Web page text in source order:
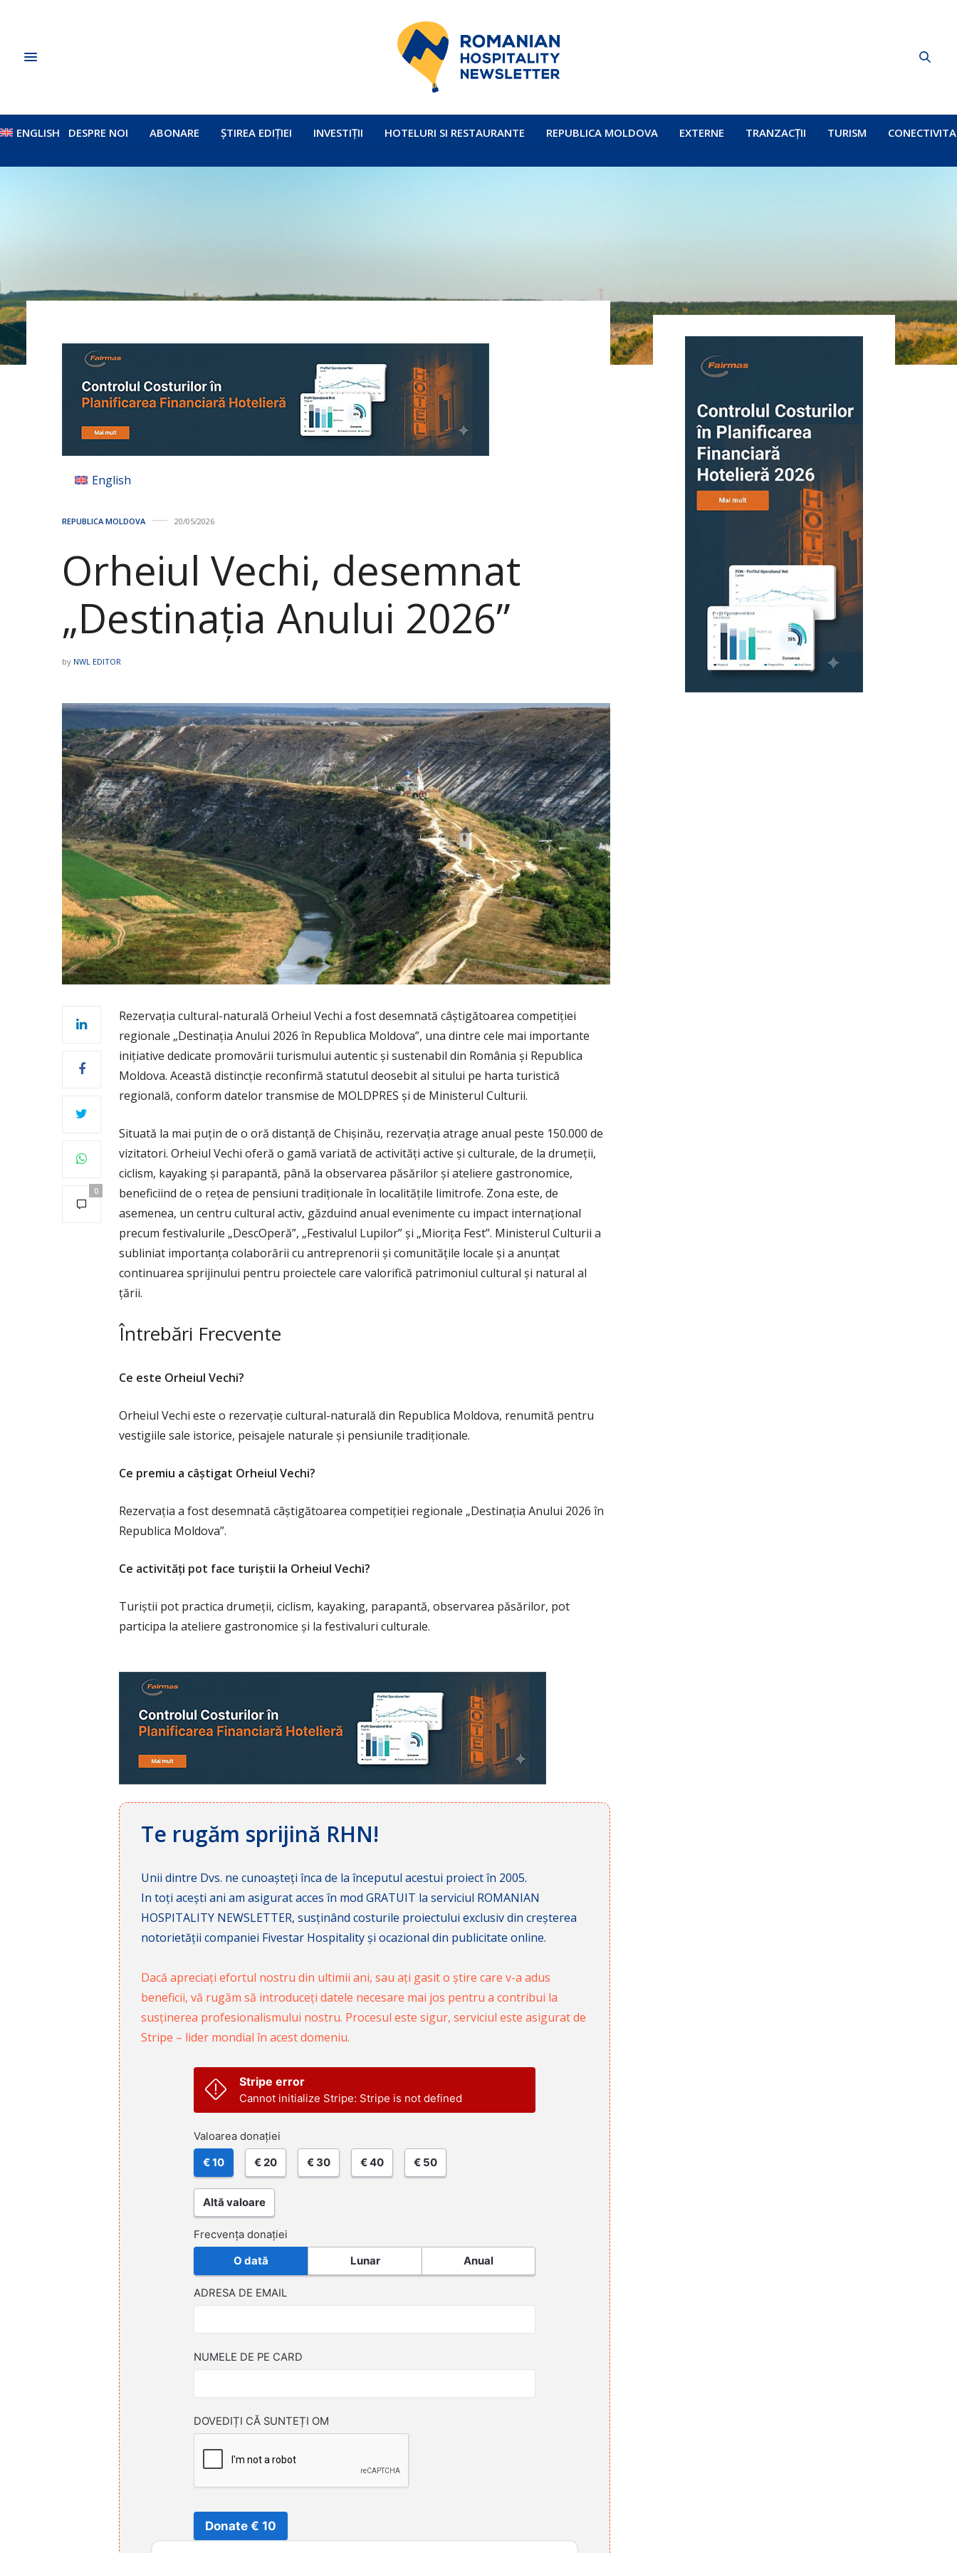
ENGLISH DESPRE NOI ABONARE ȘTIREA EDIȚIEI INVESTIȚII HOTELURI SI RESTAURANTE REPUBLICA MOLDOVA EXTERNE TRANZACȚII TURISM
English
REPUBLICA MOLDOVA 20/05/2026
Orheiul Vechi, desemnat
„Destinația Anului 2026”
by NWL EDITOR
0
Rezervația cultural-naturală Orheiul Vechi a fost desemnată câștigătoarea competiției
regionale „Destinația Anului 2026 în Republica Moldova”, una dintre cele mai importante
inițiative dedicate promovării turismului autentic și sustenabil din România și Republica
Moldova. Această distincție reconfirmă statutul deosebit al sitului pe harta turistică
regională, conform datelor transmise de MOLDPRES și de Ministerul Culturii.
Situată la mai puțin de o oră distanță de Chișinău, rezervația atrage anual peste 150.000 de
vizitatori. Orheiul Vechi oferă o gamă variată de activități active și culturale, de la drumeții,
ciclism, kayaking și parapantă, până la observarea păsărilor și ateliere gastronomice,
beneficiind de o rețea de pensiuni tradiționale în localitățile limitrofe. Zona este, de
asemenea, un centru cultural activ, găzduind anual evenimente cu impact internațional
precum festivalurile „DescOperă”, „Festivalul Lupilor” și „Miorița Fest”. Ministerul Culturii a
subliniat importanța colaborării cu antreprenorii și comunitățile locale și a anunțat
continuarea sprijinului pentru proiectele care valorifică patrimoniul cultural și natural al
țării.
Întrebări Frecvente
Ce este Orheiul Vechi?
Orheiul Vechi este o rezervație cultural-naturală din Republica Moldova, renumită pentru
vestigiile sale istorice, peisajele naturale și pensiunile tradiționale.
Ce premiu a câștigat Orheiul Vechi?
Rezervația a fost desemnată câștigătoarea competiției regionale „Destinația Anului 2026 în
Republica Moldova”.
Ce activități pot face turiștii la Orheiul Vechi?
Turiștii pot practica drumeții, ciclism, kayaking, parapantă, observarea păsărilor, pot
participa la ateliere gastronomice și la festivaluri culturale.
Te rugăm sprijină RHN!
Unii dintre Dvs. ne cunoașteți înca de la începutul acestui proiect în 2005.
In toți acești ani am asigurat acces în mod GRATUIT la serviciul ROMANIAN
HOSPITALITY NEWSLETTER, susținând costurile proiectului exclusiv din creșterea
notorietății companiei Fivestar Hospitality și ocazional din publicitate online.
Dacă apreciați efortul nostru din ultimii ani, sau ați gasit o știre care v-a adus
beneficii, vă rugăm să introduceți datele necesare mai jos pentru a contribui la
susținerea profesionalismului nostru. Procesul este sigur, serviciul este asigurat de
Stripe – lider mondial în acest domeniu.
Stripe error
Cannot initialize Stripe: Stripe is not defined
Valoarea donației
€ 10 € 20 € 30 € 40 € 50
Altă valoare
Frecvența donației
O dată Lunar Anual
ADRESA DE EMAIL
NUMELE DE PE CARD
DOVEDIȚI CĂ SUNTEȚI OM
Donate € 10